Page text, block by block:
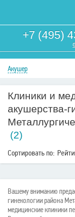
+7 (495)
Акушер
Клиники и
акушерства-
(2)
Сортировать по:
Вашему вниманию
гинекологии района
медицинские клиники